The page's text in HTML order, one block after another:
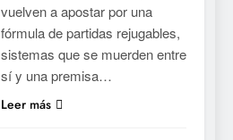
vuelven a apostar por una
fórmula de partidas rejugables,
sistemas que se muerden entre
sí y una premisa…
Leer más